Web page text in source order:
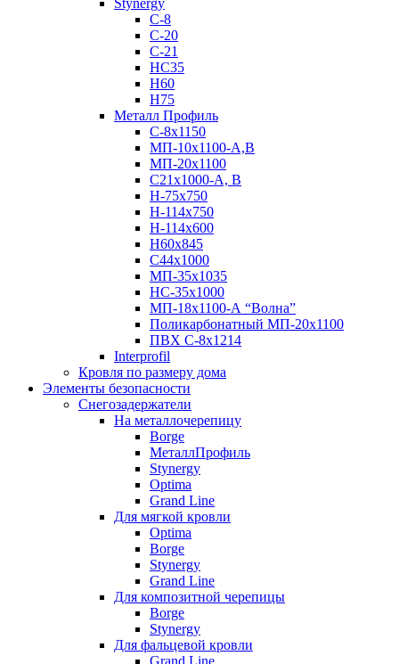
Stynergy
C-8
C-20
C-21
НС35
Н60
H75
Металл Профиль
С-8х1150
МП-10x1100-А,В
МП-20х1100
С21х1000-А, В
H-75х750
Н-114х750
Н-114х600
Н60х845
С44х1000
МП-35х1035
НС-35х1000
МП-18х1100-А “Волна”
Поликарбонатный МП-20х1100
ПВХ С-8х1214
Interprofil
Кровля по размеру дома
Элементы безопасности
Снегозадержатели
На металлочерепицу
Borge
МеталлПрофиль
Stynergy
Optima
Grand Line
Для мягкой кровли
Optima
Borge
Stynergy
Grand Line
Для композитной черепицы
Borge
Stynergy
Для фальцевой кровли